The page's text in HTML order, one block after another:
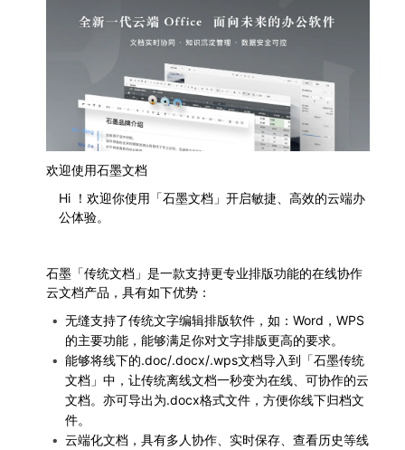
欢迎使用石墨文档
Hi ！欢迎你使用「石墨文档」开启敏捷、高效的云端办
公体验。
石墨「传统文档」是一款支持更专业排版功能的在线协作
云文档产品，具有如下优势：
无缝支持了传统文字编辑排版软件，如：Word，WPS
的主要功能，能够满足你对文字排版更高的要求。
能够将线下的.doc/.docx/.wps文档导入到「石墨传统
文档」中，让传统离线文档一秒变为在线、可协作的云
文档。亦可导出为.docx格式文件，方便你线下归档文
件。
云端化文档，具有多人协作、实时保存、查看历史等线